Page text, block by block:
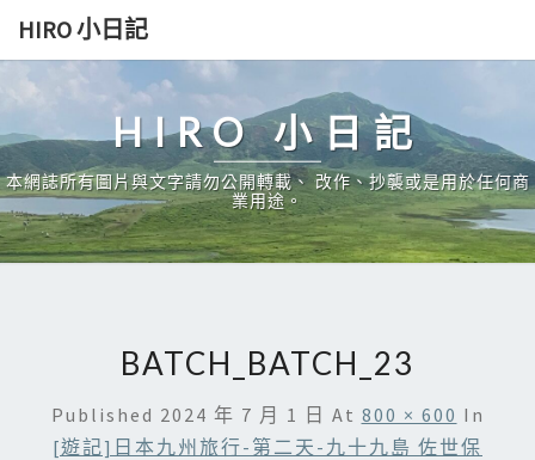
Skip
content
HIRO 小日記
HIRO 小日記
本網誌所有圖片與文字請勿公開轉載、 改作、抄襲或是用於任何商
業用途。
BATCH_BATCH_23
Published 2024 年 7 月 1 日 At 800 × 600 In
[遊記]日本九州旅行-第二天-九十九島 佐世保